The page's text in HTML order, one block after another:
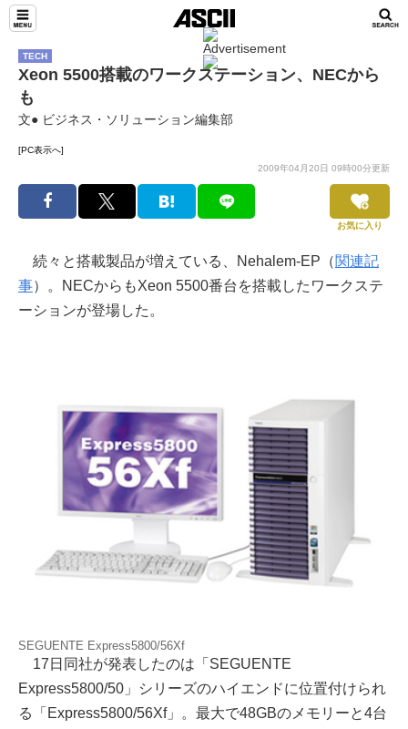
TECH
Xeon 5500搭載のワークステーション、NECから
も
文● ビジネス・ソリューション編集部
[PC表示へ]
2009年04月20日 09時00分更新
お気に入り
続々と搭載製品が増えている、Nehalem-EP（関連記
事）。NECからもXeon 5500番台を搭載したワークステ
ーションが登場した。
SEGUENTE Express5800/56Xf
17日同社が発表したのは「SEGUENTE
Express5800/50」シリーズのハイエンドに位置付けられ
る「Express5800/56Xf」。最大で48GBのメモリーと4台